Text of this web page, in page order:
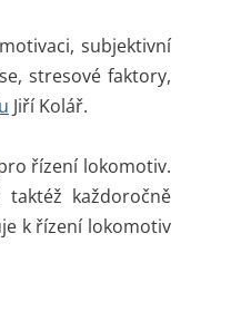
subjektivní
stresové faktory,
Jiří Kolář.
řízení lokomotiv.
každoročně
k řízení lokomotiv